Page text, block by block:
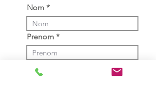
Nom
Prenom
E-mail